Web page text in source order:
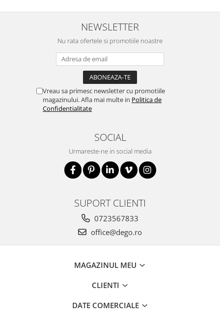
NEWSLETTER
Nu rata ofertele si promotiile noastre
Vreau sa primesc newsletter cu promotiile
magazinului. Afla mai multe in Politica de
Confidentialitate
SOCIAL
Urmareste-ne in social media
SUPORT CLIENTI
0723567833
office@dego.ro
MAGAZINUL MEU
CLIENTI
DATE COMERCIALE